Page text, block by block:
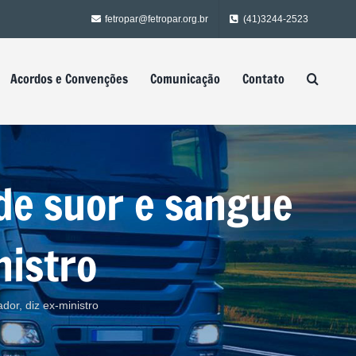
fetropar@fetropar.org.br (41)3244-2523
Acordos e Convenções Comunicação Contato
suor e sangue
diz ex-ministro